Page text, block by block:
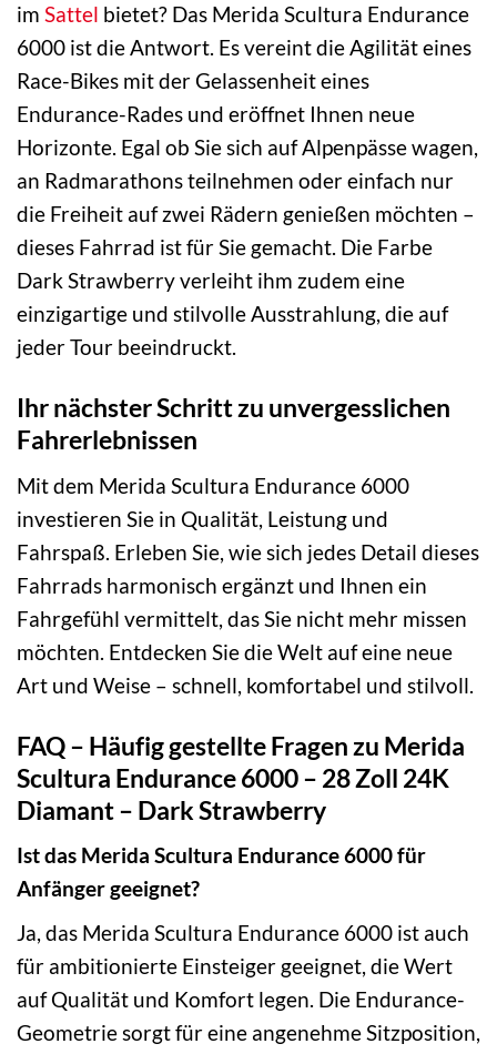
im Sattel bietet? Das Merida Scultura Endurance
6000 ist die Antwort. Es vereint die Agilität eines
Race-Bikes mit der Gelassenheit eines
Endurance-Rades und eröffnet Ihnen neue
Horizonte. Egal ob Sie sich auf Alpenpässe wagen,
an Radmarathons teilnehmen oder einfach nur
die Freiheit auf zwei Rädern genießen möchten –
dieses Fahrrad ist für Sie gemacht. Die Farbe
Dark Strawberry verleiht ihm zudem eine
einzigartige und stilvolle Ausstrahlung, die auf
jeder Tour beeindruckt.
Ihr nächster Schritt zu unvergesslichen
Fahrerlebnissen
Mit dem Merida Scultura Endurance 6000
investieren Sie in Qualität, Leistung und
Fahrspaß. Erleben Sie, wie sich jedes Detail dieses
Fahrrads harmonisch ergänzt und Ihnen ein
Fahrgefühl vermittelt, das Sie nicht mehr missen
möchten. Entdecken Sie die Welt auf eine neue
Art und Weise – schnell, komfortabel und stilvoll.
FAQ – Häufig gestellte Fragen zu Merida
Scultura Endurance 6000 – 28 Zoll 24K
Diamant – Dark Strawberry
Ist das Merida Scultura Endurance 6000 für
Anfänger geeignet?
Ja, das Merida Scultura Endurance 6000 ist auch
für ambitionierte Einsteiger geeignet, die Wert
auf Qualität und Komfort legen. Die Endurance-
Geometrie sorgt für eine angenehme Sitzposition,